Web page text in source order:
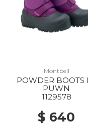
Montbell
POWDER BOOTS
PUWN
1129578
$ 640